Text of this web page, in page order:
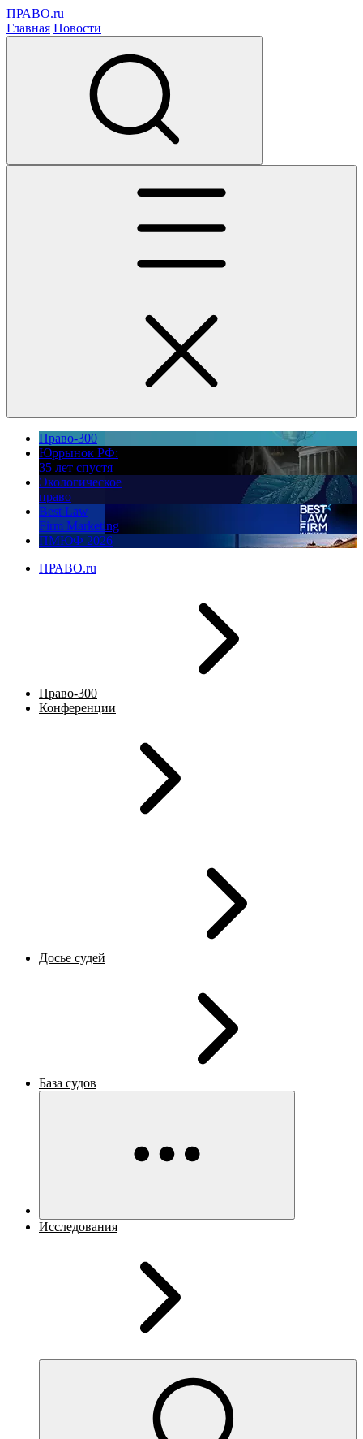
ПРАВО.ru
Главная Новости
Право-300
Юррынок РФ:
35 лет спустя
Экологическое
право
Best Law
Firm Marketing
ПМЮФ 2026
ПРАВО.ru
Право-300
Конференции
Досье судей
База судов
Исследования